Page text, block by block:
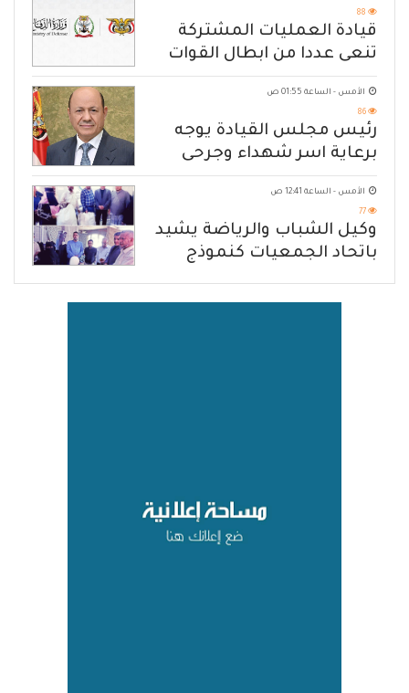
88
قيادة العمليات المشتركة
تنعى عددا من ابطال القوات
المسلحة
الأمس - الساعة 01:55 ص
86
رئيس مجلس القيادة يوجه
برعاية اسر شهداء وجرحى
الهجوم الإرهابي الحوثي والرد
الحازم على مصدر التهديد
الأمس - الساعة 12:41 ص
77
وكيل الشباب والرياضة يشيد
باتحاد الجمعيات كنموذج